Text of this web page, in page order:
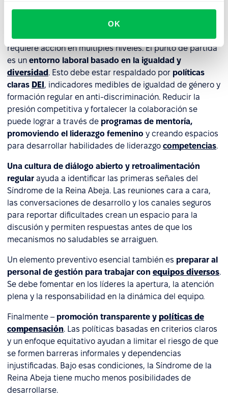
OK
organizaciones
Contrarrestar eficazmente el Síndrome de la Reina Abeja
requiere acción en múltiples niveles. El punto de partida
es un entorno laboral basado en la igualdad y
diversidad . Esto debe estar respaldado por políticas
claras DEI , indicadores medibles de igualdad de género y
formación regular en anti-discriminación. Reducir la
presión competitiva y fortalecer la colaboración se
puede lograr a través de programas de mentoría,
promoviendo el liderazgo femenino y creando espacios
para desarrollar habilidades de liderazgo competencias.
Una cultura de diálogo abierto y retroalimentación
regular ayuda a identificar las primeras señales del
Síndrome de la Reina Abeja. Las reuniones cara a cara,
las conversaciones de desarrollo y los canales seguros
para reportar dificultades crean un espacio para la
discusión y permiten respuestas antes de que los
mecanismos no saludables se arraiguen.
Un elemento preventivo esencial también es preparar al
personal de gestión para trabajar con equipos diversos.
Se debe fomentar en los líderes la apertura, la atención
plena y la responsabilidad en la dinámica del equipo.
Finalmente – promoción transparente y políticas de
compensación. Las políticas basadas en criterios claros
y un enfoque equitativo ayudan a limitar el riesgo de que
se formen barreras informales y dependencias
injustificadas. Bajo esas condiciones, la Síndrome de la
Reina Abeja tiene mucho menos posibilidades de
desarrollarse.